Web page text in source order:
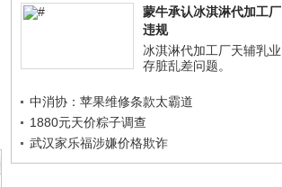
蒙牛承认冰淇淋代加工厂
违规
冰淇淋代加工厂天辅乳业
存脏乱差问题。
中消协：苹果维修条款太霸道
1880元天价粽子调查
武汉家乐福涉嫌价格欺诈